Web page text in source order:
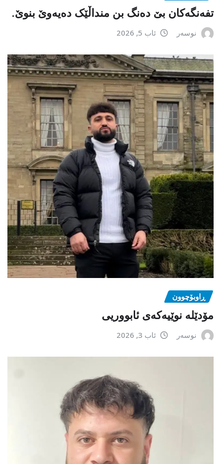
تفەنگەکان بێ دەنگ بن منداڵێک دەیەوێ بنوێ.
نوسەر ئاب 5, 2026
ڕاوبۆچوون
مۆدێلە نوێیەکەى ئابووریی
نوسەر ئاب 3, 2026